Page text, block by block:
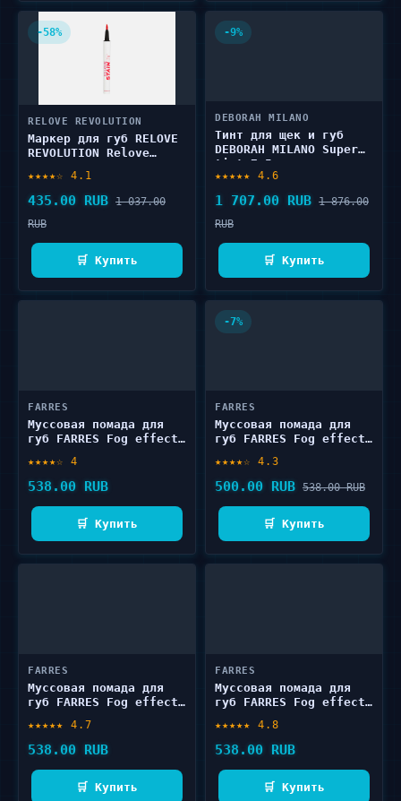
-58%
RELOVE REVOLUTION
Маркер для губ RELOVE
REVOLUTION Relove
шт
★★★★☆ 4.1
435.00 RUB 1 037.00
RUB
🛒 Купить
-9%
DEBORAH MILANO
Тинт для щек и губ
DEBORAH MILANO Super
tint 7.5 мл
★★★★★ 4.6
1 707.00 RUB 1 876.00
RUB
🛒 Купить
FARRES
Муссовая помада для
губ FARRES Fog effect
★★★★☆ 4
538.00 RUB
🛒 Купить
-7%
FARRES
Муссовая помада для
губ FARRES Fog effect
★★★★☆ 4.3
500.00 RUB 538.00 RUB
🛒 Купить
FARRES
Муссовая помада для
губ FARRES Fog effect
★★★★★ 4.7
538.00 RUB
🛒 Купить
FARRES
Муссовая помада для
губ FARRES Fog effect
★★★★★ 4.8
538.00 RUB
🛒 Купить